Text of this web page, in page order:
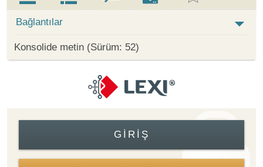
Bağlantılar
Konsolide metin (Sürüm: 52)
GIRIŞ